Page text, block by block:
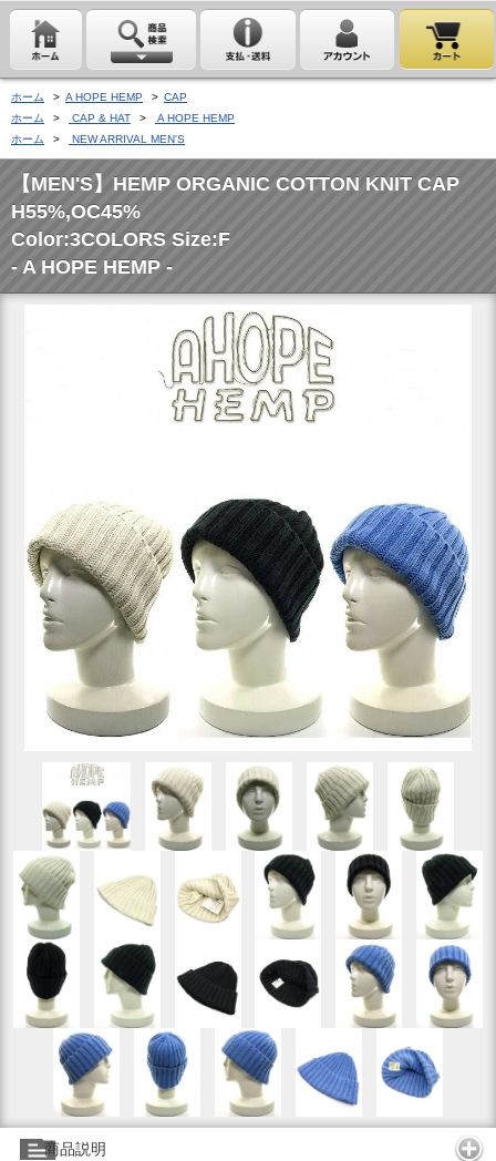
ホーム > A HOPE HEMP > CAP
ホーム
> CAP & HAT >
A HOPE HEMP
ホーム
> NEW ARRIVAL MEN'S
【MEN'S】HEMP ORGANIC COTTON KNIT CAP
H55%,OC45%
Color:3COLORS Size:F
- A HOPE HEMP -
商品説明